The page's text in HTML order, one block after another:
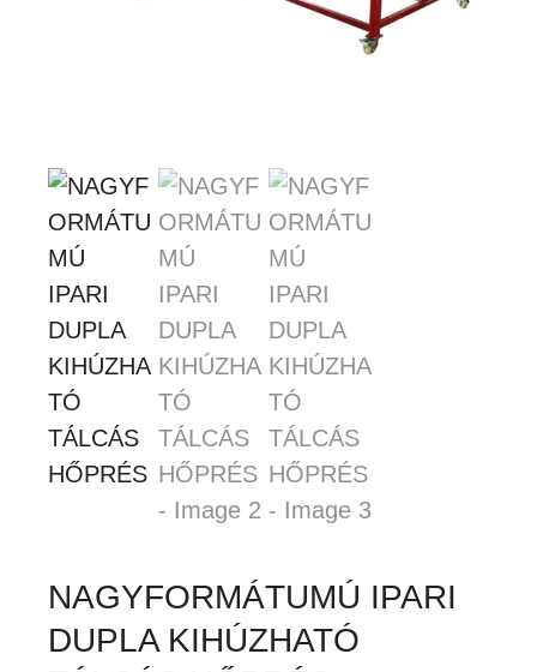
NAGYFORMÁTUMÚ IPARI
DUPLA KIHÚZHATÓ